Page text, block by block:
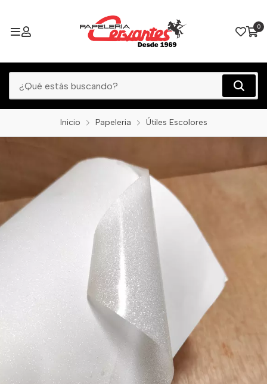
0
Inicio Papeleria Útiles Escolores